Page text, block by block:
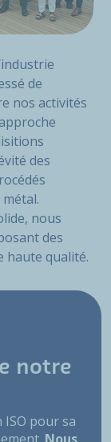
de
nos activités
des
nous
des
haute qualité.
notre
pour sa